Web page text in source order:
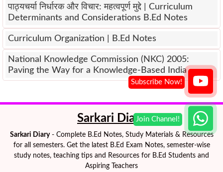
पाठ्यचर्या निर्धारक और विचार: महत्वपूर्ण मुद्दे | Curriculum
Determinants and Considerations B.Ed Notes
Curriculum Organization | B.Ed Notes
National Knowledge Commission (NKC) 2005:
Paving the Way for a Knowledge-Based India
Sarkari Diary
Sarkari Diary- Complete B.Ed Notes, Study Materials & Resources
for all semesters. Get the latest B.Ed Exam Notes, semester-wise
study notes, teaching tips and Resources for B.Ed Students and
Aspiring Teachers